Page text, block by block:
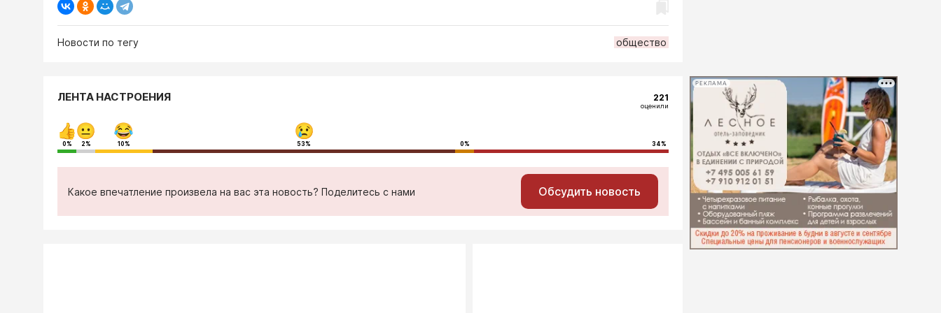
Новости по тегу общество
ЛЕНТА НАСТРОЕНИЯ 221
оценили
0% 2% 10% 53% 0% 34%
Какое впечатление произвела на вас эта новость? Поделитесь с нами Обсудить новость
РЕКЛАМА